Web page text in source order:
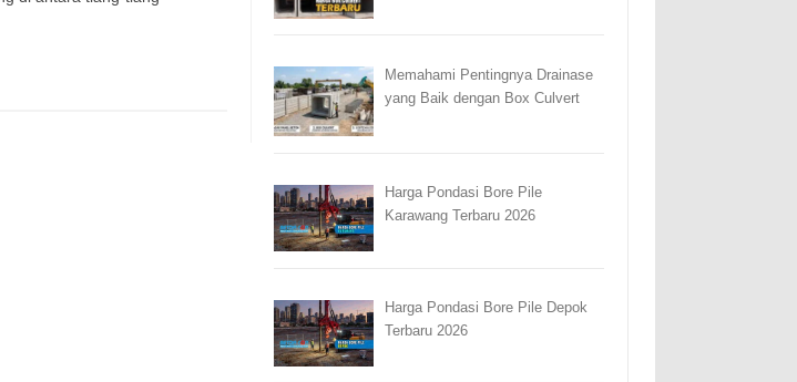
Memahami Pentingnya Drainase
yang Baik dengan Box Culvert
Harga Pondasi Bore Pile
Karawang Terbaru 2026
Harga Pondasi Bore Pile Depok
Terbaru 2026